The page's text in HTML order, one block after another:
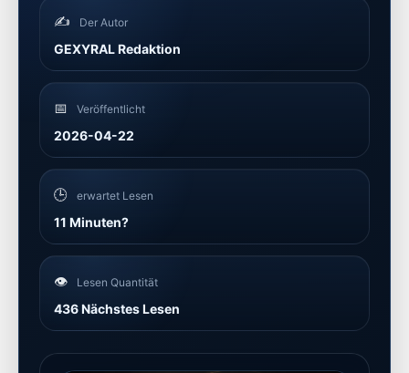
✍️ Der Autor
GEXYRAL Redaktion
📅 Veröffentlicht
2026-04-22
🕒 erwartet Lesen
11 Minuten?
👁️ Lesen Quantität
436 Nächstes Lesen